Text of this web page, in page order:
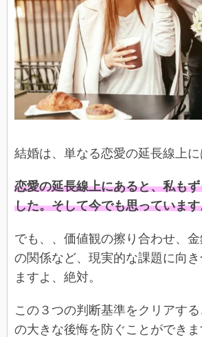
結婚は、単なる恋愛の延長線上に
恋愛の延長線上にあると、私も
した。そして今でも思っていま
でも、、価値観の擦り合わせ、
の関係など、現実的な課題に向
ますよ、絶対。
この３つの判断基準をクリアす
の大きな後悔を防ぐことができま